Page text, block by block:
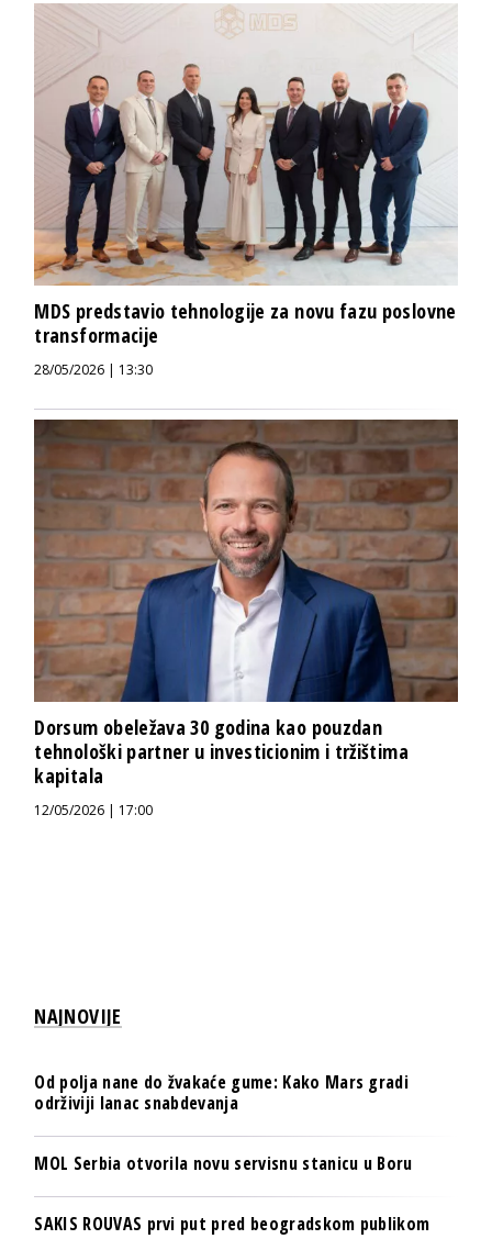
MDS predstavio tehnologije za novu fazu poslovne
transformacije
28/05/2026 | 13:30
Dorsum obeležava 30 godina kao pouzdan
tehnološki partner u investicionim i tržištima
kapitala
12/05/2026 | 17:00
NAJNOVIJE
Od polja nane do žvakaće gume: Kako Mars gradi
održiviji lanac snabdevanja
MOL Serbia otvorila novu servisnu stanicu u Boru
SAKIS ROUVAS prvi put pred beogradskom publikom